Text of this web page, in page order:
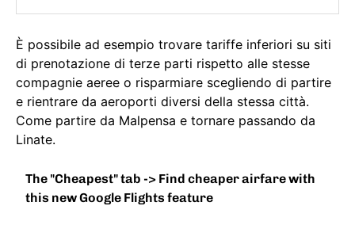
È possibile ad esempio trovare tariffe inferiori su siti
di prenotazione di terze parti rispetto alle stesse
compagnie aeree o risparmiare scegliendo di partire
e rientrare da aeroporti diversi della stessa città.
Come partire da Malpensa e tornare passando da
Linate.
The "Cheapest" tab -> Find cheaper airfare with
this new Google Flights feature